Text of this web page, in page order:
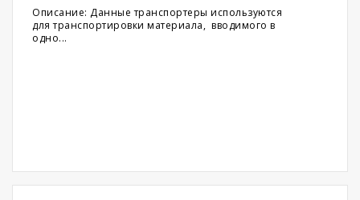
Описание: Данные транспортеры используются
для транспортировки материала, вводимого в
одно...